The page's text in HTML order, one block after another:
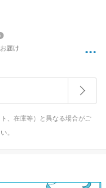
届け
、在庫等）と異なる場合がご
。